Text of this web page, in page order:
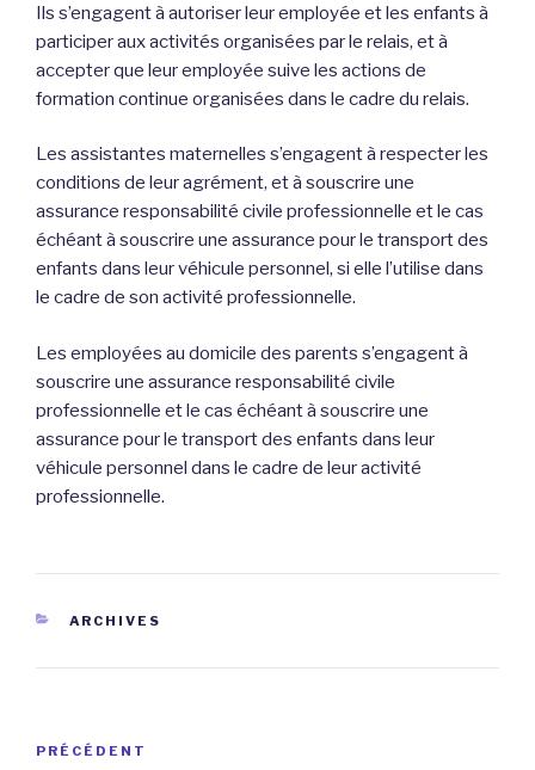
Ils s’engagent à autoriser leur employée et les enfants à
participer aux activités organisées par le relais, et à
accepter que leur employée suive les actions de
formation continue organisées dans le cadre du relais.
Les assistantes maternelles s’engagent à respecter les
conditions de leur agrément, et à souscrire une
assurance responsabilité civile professionnelle et le cas
échéant à souscrire une assurance pour le transport des
enfants dans leur véhicule personnel, si elle l’utilise dans
le cadre de son activité professionnelle.
Les employées au domicile des parents s’engagent à
souscrire une assurance responsabilité civile
professionnelle et le cas échéant à souscrire une
assurance pour le transport des enfants dans leur
véhicule personnel dans le cadre de leur activité
professionnelle.
CATÉGORIES
ARCHIVES
Navigation
Article
PRÉCÉDENT